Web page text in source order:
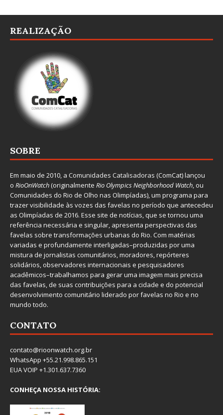
REALIZAÇÃO
SOBRE
Em maio de 2010, a Comunidades Catalisadoras (ComCat) lançou
o RioOnWatch(originalmente Rio Olympics Neighborhood Watch, ou
Comunidades do Rio de Olho nas Olimpíadas), um programa para
trazer visibilidade às vozes das favelas no período que antecedeu
as Olimpíadas de 2016. Esse site de notícias, que se tornou uma
referência necessária e singular, apresenta perspectivas das
favelas sobre transformações urbanas do Rio. Com matérias
variadas e profundamente interligadas–produzidas por uma
mistura de jornalistas comunitários, moradores, repórteres
solidários, observadores internacionais e pesquisadores
acadêmicos–trabalhamos para gerar uma imagem mais precisa
das favelas, de suas contribuições para a cidade e do potencial
desenvolvimento comunitário liderado por favelas no Rio e no
mundo todo.
CONTATO
contato@rioonwatch.org.br
WhatsApp +55.21.998.865.151
EUA VOIP +1.301.637.7360
CONHEÇA NOSSA HISTÓRIA: